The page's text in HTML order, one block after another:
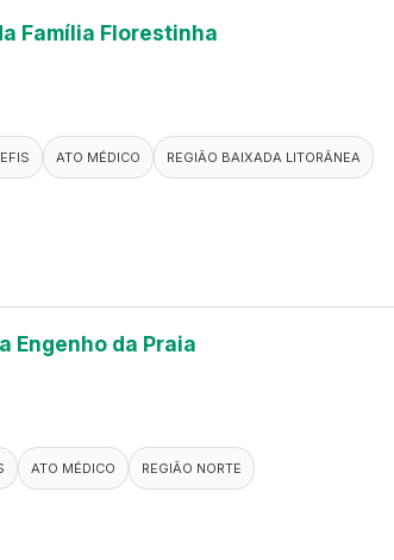
Família Florestinha
ATO MÉDICO REGIÃO BAIXADA LITORÂNEA
Engenho da Praia
ATO MÉDICO REGIÃO NORTE